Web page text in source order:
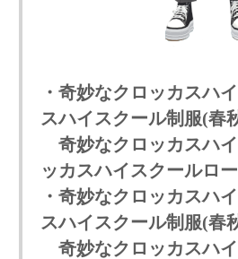
・奇妙なクロッカスハ
スハイスクール制服(春
奇妙なクロッカスハ
ッカスハイスクールロ
・奇妙なクロッカスハ
スハイスクール制服(春
奇妙なクロッカスハ